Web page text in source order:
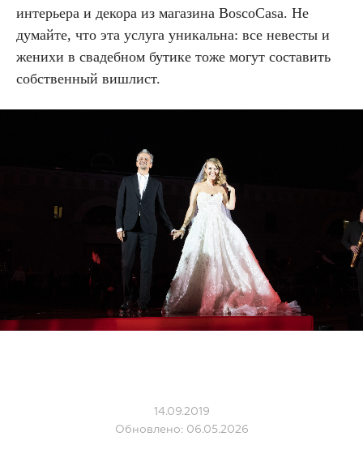
интерьера и декора из магазина BoscoCasa. Не
думайте, что эта услуга уникальна: все невесты и
женихи в свадебном бутике тоже могут составить
собственный вишлист.
14.09.2019
Обновлено: 06.05.2026